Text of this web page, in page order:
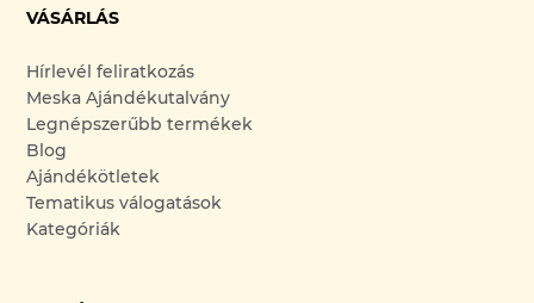
VÁSÁRLÁS
Hírlevél feliratkozás
Meska Ajándékutalvány
Legnépszerűbb termékek
Blog
Ajándékötletek
Tematikus válogatások
Kategóriák